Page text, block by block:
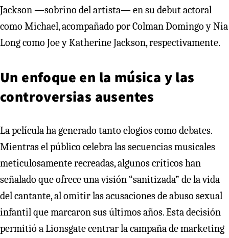
Jackson —sobrino del artista— en su debut actoral
como Michael, acompañado por Colman Domingo y Nia
Long como Joe y Katherine Jackson, respectivamente.
Un enfoque en la música y las
controversias ausentes
La película ha generado tanto elogios como debates.
Mientras el público celebra las secuencias musicales
meticulosamente recreadas, algunos críticos han
señalado que ofrece una visión “sanitizada” de la vida
del cantante, al omitir las acusaciones de abuso sexual
infantil que marcaron sus últimos años. Esta decisión
permitió a Lionsgate centrar la campaña de marketing